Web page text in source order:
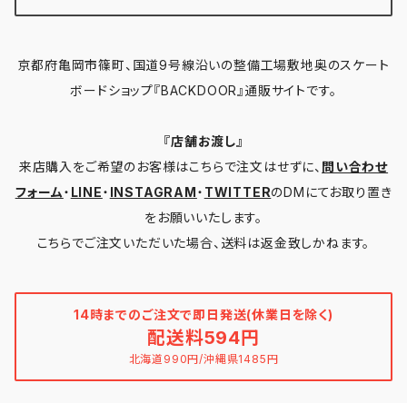
京都府亀岡市篠町、国道9号線沿いの整備工場敷地奥のスケート
ボードショップ『BACKDOOR』通販サイトです。
『店舗お渡し』
来店購入をご希望のお客様はこちらで注文はせずに、 問い合わせ
フォーム・ LINE・ INSTAGRAM・ TWITTERのDMにてお取り置き
をお願いいたします。
こちらでご注文いただいた場合、送料は返金致しかねます。
14時までのご注文で即日発送(休業日を除く)
配送料594円
北海道990円/沖縄県1485円